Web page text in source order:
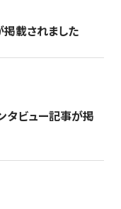
載されました
タビュー記事が掲